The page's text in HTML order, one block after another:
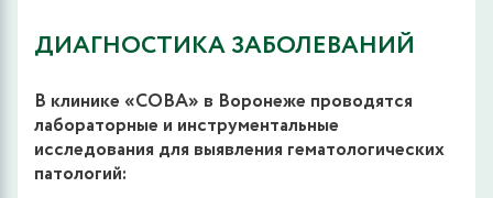
ДИАГНОСТИКА ЗАБОЛЕВАНИЙ
В клинике «СОВА» в Воронеже проводятся
лабораторные и инструментальные
исследования для выявления гематологических
патологий: